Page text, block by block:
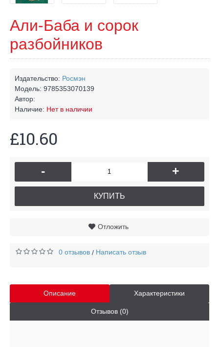
Али-Баба и сорок
разбойников
Издательство: Росмэн
Модель: 9785353070139
Автор:
Наличие: Нет в наличии
£10.60
- +
КУПИТЬ
Отложить
0 отзывов / Написать отзыв
Описание Характеристики
Отзывов (0)